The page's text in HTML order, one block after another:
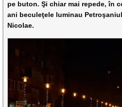
pe buton. Şi chiar mai repede, în
ani beculeţele luminau
Nicolae.